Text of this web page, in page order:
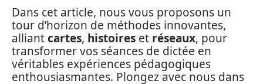
Dans cet article, nous vous proposons un
tour d’horizon de méthodes innovantes,
alliantcartes, histoires et réseaux, pour
transformer vos séances de dictée en
véritables expériences pédagogiques
enthousiasmantes. Plongez avec nous dans